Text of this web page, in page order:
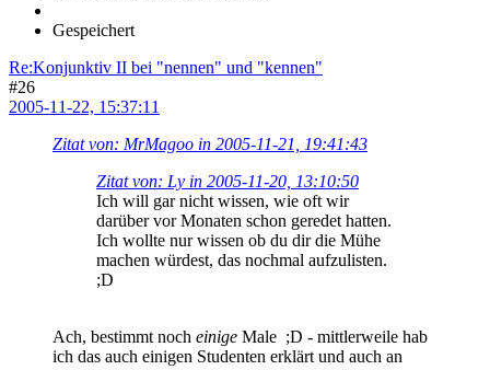
Gespeichert
Re:Konjunktiv II bei "nennen" und "kennen"
#26
2005-11-22, 15:37:11
Zitat von: MrMagoo in 2005-11-21, 19:41:43
Zitat von: Ly in 2005-11-20, 13:10:50
Ich will gar nicht wissen, wie oft wir
darüber vor Monaten schon geredet hatten.
Ich wollte nur wissen ob du dir die Mühe
machen würdest, das nochmal aufzulisten.
;D
Ach, bestimmt noch einige Male ;D - mittlerweile hab
ich das auch einigen Studenten erklärt und auch an